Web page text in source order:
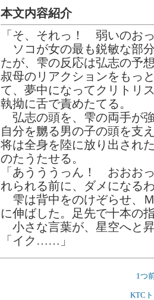
本文内容紹介
「そ、それっ！ 弱いのお
ソコが女の最も鋭敏な部
たが、雫の反応は弘志の予
叔母のリアクションをもっ
て、夢中になってクリトリ
執拗に舌で責めたてる。
弘志の頭を、雫の両手が
自分を嬲る男の子の頭を支
将は全身を陸に放り出され
のたうたせる。
「あうううっん！ おお
れられる前に、ダメにな
雫は背中をのけぞらせ、
に伸ばした。足先で十本の
小さな言葉が、星空へと
「イク……」
1つ
KTC